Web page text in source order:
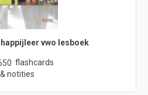
vwo lesboek
flashcards
& notities